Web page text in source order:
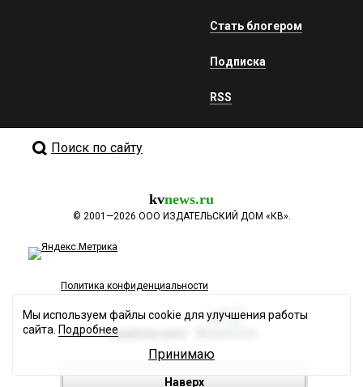
Стать блогером
Подписка
RSS
Поиск по сайту
kvnews.ru
© 2001—2026 ООО ИЗДАТЕЛЬСКИЙ ДОМ «КВ».
Политика конфиденциальности
Разработка сайта
Наверх
Мы используем файлы cookie для улучшения работы
сайта. Подробнее
Принимаю